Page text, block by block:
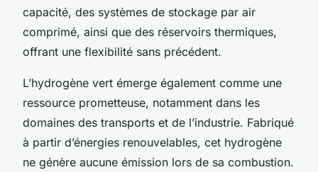
capacité, des systèmes de stockage par air
comprimé, ainsi que des réservoirs thermiques,
offrant une flexibilité sans précédent.
L’hydrogène vert émerge également comme une
ressource prometteuse, notamment dans les
domaines des transports et de l’industrie. Fabriqué
à partir d’énergies renouvelables, cet hydrogène
ne génère aucune émission lors de sa combustion.